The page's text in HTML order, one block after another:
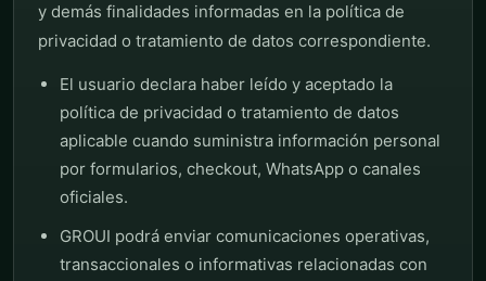
y demás finalidades informadas en la política de
privacidad o tratamiento de datos correspondiente.
El usuario declara haber leído y aceptado la
política de privacidad o tratamiento de datos
aplicable cuando suministra información personal
por formularios, checkout, WhatsApp o canales
oficiales.
GROUI podrá enviar comunicaciones operativas,
transaccionales o informativas relacionadas con